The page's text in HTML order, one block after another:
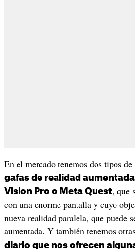
En el mercado tenemos dos tipos
gafas de realidad
Vision Pro o Meta Quest, que
con una enorme pantalla y cuyo
nueva realidad paralela, que puede
aumentada. Y también tenemos otras
diario que nos ofrecen